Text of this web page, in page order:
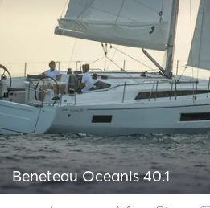
Beneteau Oceanis 40.1